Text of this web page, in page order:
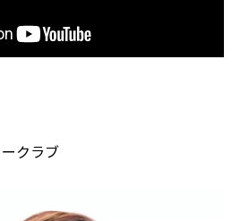
クラブ